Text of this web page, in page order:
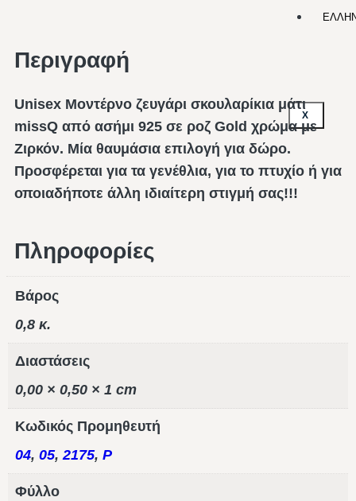
X
Περιγραφή
Unisex Μοντέρνο ζευγάρι σκουλαρίκια μάτι
missQ από ασήμι 925 σε ροζ Gold χρώμα με
Ζιρκόν. Μία θαυμάσια επιλογή για δώρο.
Προσφέρεται για τα γενέθλια, για το πτυχίο ή για
οποιαδήποτε άλλη ιδιαίτερη στιγμή σας!!!
Πληροφορίες
Βάρος
0,8 κ.
Διαστάσεις
0,00 × 0,50 × 1 cm
Κωδικός Προμηθευτή
04, 05,2175, P
Φύλλο